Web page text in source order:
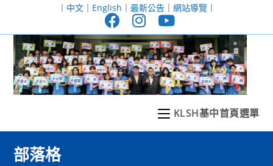
至
｜ 中文｜ English ｜ 最新公告｜ 網站導覽｜
KLSH基中首頁選單
部落格